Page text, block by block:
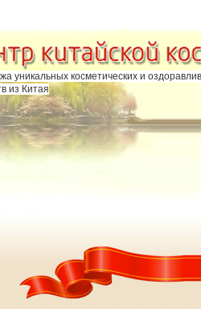
уникальных косметических и
из Китая